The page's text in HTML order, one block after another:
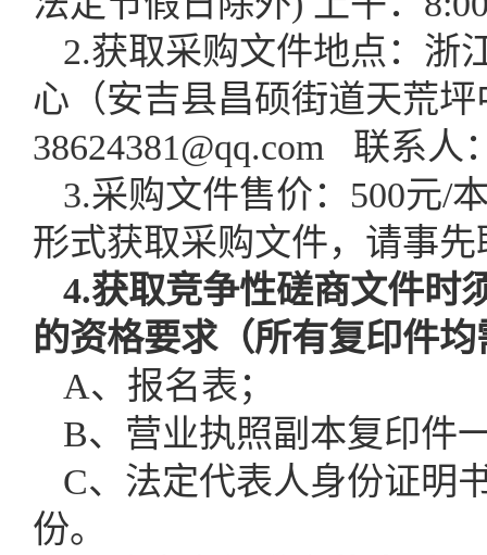
2.获取采购文件地点：浙
心（安吉县昌硕街道天荒坪
38624381@qq.com 联系
3.采购文件售价： 500元/
形式获取采购文件，请事
4.获取竞争性磋商文件时
的资格要求（所有复印件
A、报名表；
B、 营业执照副本复印件
C、法定代表人身份证明
份。